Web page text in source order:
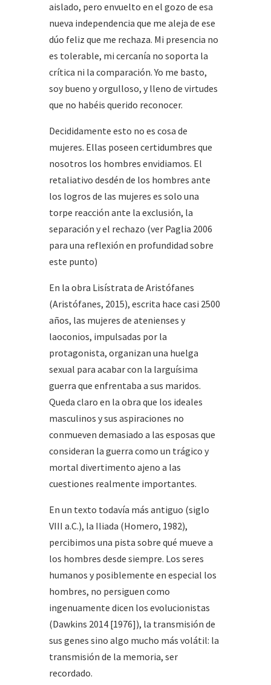
aislado, pero envuelto en el gozo de esa
nueva independencia que me aleja de ese
dúo feliz que me rechaza. Mi presencia no
es tolerable, mi cercanía no soporta la
crítica ni la comparación. Yo me basto,
soy bueno y orgulloso, y lleno de virtudes
que no habéis querido reconocer.
Decididamente esto no es cosa de
mujeres. Ellas poseen certidumbres que
nosotros los hombres envidiamos. El
retaliativo desdén de los hombres ante
los logros de las mujeres es solo una
torpe reacción ante la exclusión, la
separación y el rechazo (ver Paglia 2006
para una reflexión en profundidad sobre
este punto)
En la obra Lisístrata de Aristófanes
(Aristófanes, 2015), escrita hace casi 2500
años, las mujeres de atenienses y
laoconios, impulsadas por la
protagonista, organizan una huelga
sexual para acabar con la larguísima
guerra que enfrentaba a sus maridos.
Queda claro en la obra que los ideales
masculinos y sus aspiraciones no
conmueven demasiado a las esposas que
consideran la guerra como un trágico y
mortal divertimento ajeno a las
cuestiones realmente importantes.
En un texto todavía más antiguo (siglo
VIII a.C.), la Iliada (Homero, 1982),
percibimos una pista sobre qué mueve a
los hombres desde siempre. Los seres
humanos y posiblemente en especial los
hombres, no persiguen como
ingenuamente dicen los evolucionistas
(Dawkins 2014 [1976]), la transmisión de
sus genes sino algo mucho más volátil: la
transmisión de la memoria, ser
recordado.